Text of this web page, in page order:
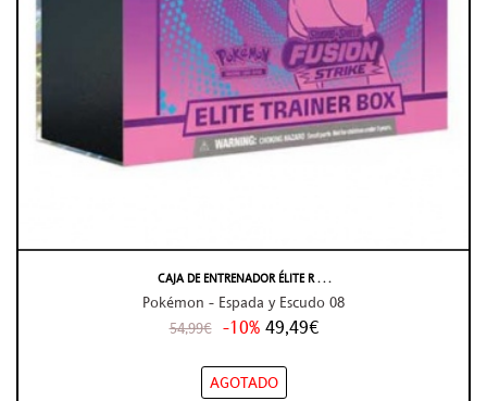
CAJA DE ENTRENADOR ÉLITE R . . .
Pokémon - Espada y Escudo 08
54,99€ -10% 49,49€
AGOTADO